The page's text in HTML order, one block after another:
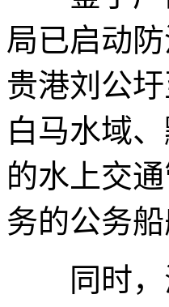
局已启动
贵港刘公
白马水域
的水上交
务的公务
同时，海